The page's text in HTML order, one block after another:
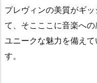
プレヴィンの美質がギ
て、そこここに音楽への
ユニークな魅力を備え
す。